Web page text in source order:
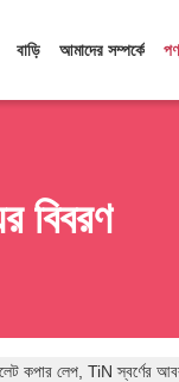
বাড়ি আমাদের সম্পর্কে
বিবরণ
কপার লেপ, TiN স্বর্ণের